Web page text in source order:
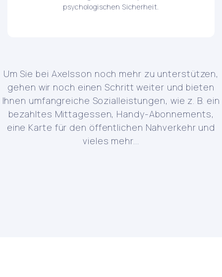
psychologischen Sicherheit.
Um Sie bei Axelsson noch mehr zu unterstützen,
gehen wir noch einen Schritt weiter und bieten
Ihnen umfangreiche Sozialleistungen, wie z. B. ein
bezahltes Mittagessen, Handy-Abonnements,
eine Karte für den öffentlichen Nahverkehr und
vieles mehr...